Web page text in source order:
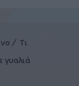
Τι
γυαλιά